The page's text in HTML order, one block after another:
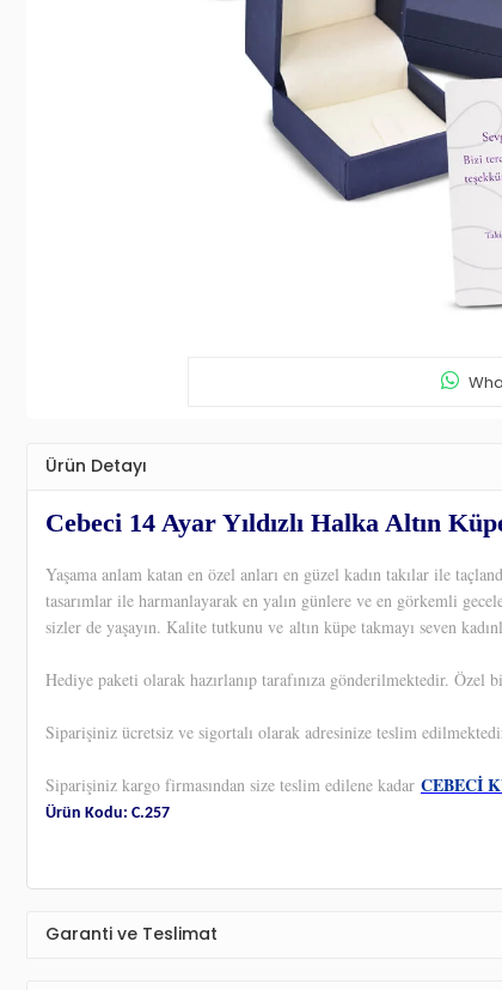
Ürün Detayı
Cebeci 14 Ayar Yıldızlı Halka Altın
Yaşama anlam katan en özel anları en güzel kadın takılar ile
tasarımlar ile harmanlayarak en yalın günlere ve en görkemli
sizler de yaşayın. Kalite tutkunu ve altın küpe takmayı seven
Hediye paketi olarak hazırlanıp tarafınıza gönderilmektedir.
Siparişiniz ücretsiz ve sigortalı olarak adresinize teslim
Siparişiniz kargo firmasından size teslim edilene kadar CEBECİ
Ürün Kodu: C.257
Garanti ve Teslimat